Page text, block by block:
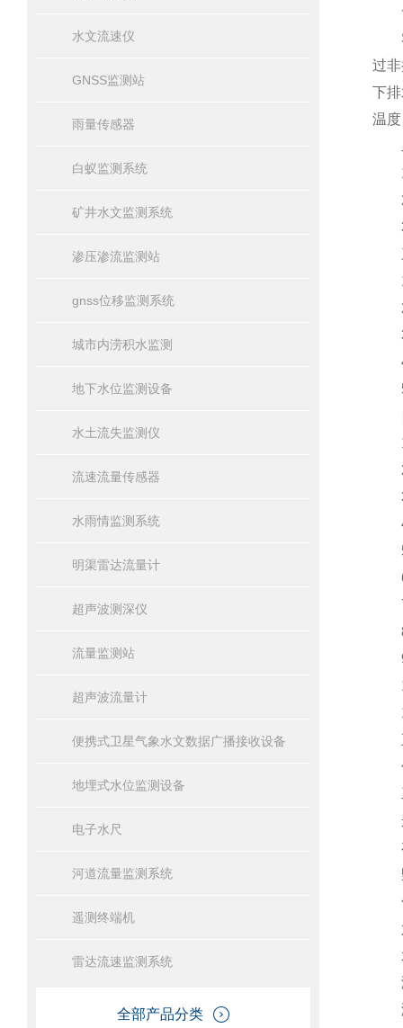
水文流速仪
GNSS监测站
雨量传感器
白蚁监测系统
矿井水文监测系统
渗压渗流监测站
gnss位移监测系统
城市内涝积水监测
地下水位监测设备
水土流失监测仪
流速流量传感器
水雨情监测系统
明渠雷达流量计
超声波测深仪
流量监测站
超声波流量计
便携式卫星气象水文数据广播接收设备
地埋式水位监测设备
电子水尺
河道流量监测系统
遥测终端机
雷达流速监测系统
全部产品分类
过
下
温
1
2
3
三
1
2
3
4
5
1
2
3
4
5
6
7
8
9
10
11
五
供
工
运
存
野
信
六
水
测
测